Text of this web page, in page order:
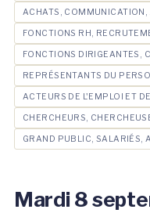
ACHATS, COMMUNICATION,
FONCTIONS RH,
FONCTIONS DIRIGEANTES,
REPRÉSENTANTS DU
ACTEURS DE L'EMPLOI ET
CHERCHEURS,
GRAND PUBLIC, SALARIÉS,
Mardi 8